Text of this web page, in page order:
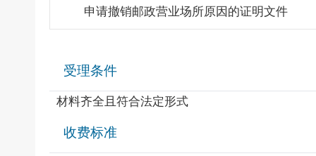
申请撤销邮政营业场所原因的证明文件
受理条件
材料齐全且符合法定形式
收费标准